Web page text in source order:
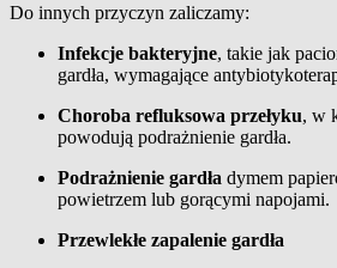
Do innych przyczyn zaliczamy:
Infekcje bakteryjne, takie jak
gardła, wymagające
Choroba refluksowa przełyku, w
powodują podrażnienie gardła.
Podrażnienie gardła dymem
powietrzem lub gorącymi napojami.
Przewlekłe zapalenie gardła